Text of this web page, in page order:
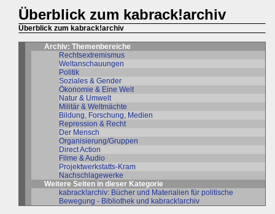
Überblick zum kabrack!archiv
Überblick zum kabrack!archiv
Archiv: Themenbereiche
Rechtsextremismus
Weltanschauungen
Politik
Soziales & Gender
Ökonomie & Eine Welt
Natur & Umwelt
Militär & Weltmächte
Bildung, Forschung, Medien
Repression & Recht
Der Mensch
Organisierung/Gruppen
Direct Action
Filme & Audio
Projektwerkstatts-Kram
Nachschlagewerke
Weitere Seiten in dieser Kategorie
kabrack!archiv: Bücher und Materialien für politische
Bewegung - Bibliothek und kabrack!archiv